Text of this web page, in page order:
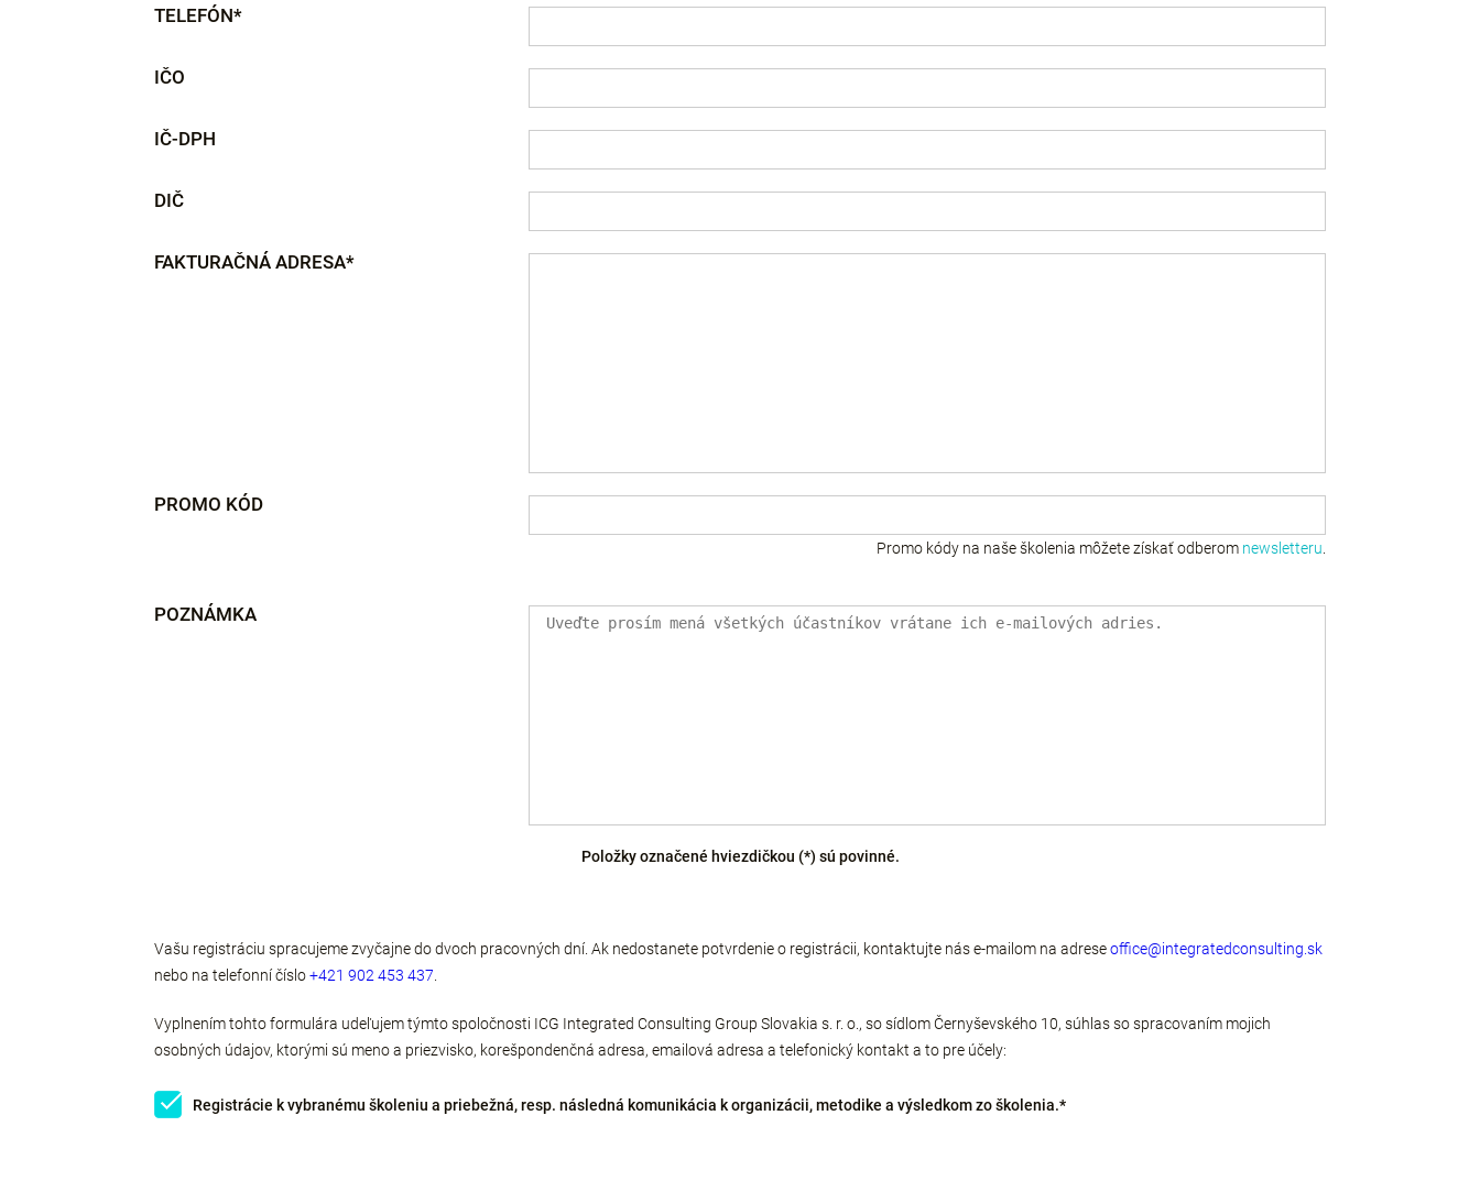
TELEFÓN*
IČO
IČ-DPH
DIČ
FAKTURAČNÁ ADRESA*
PROMO KÓD
Promo kódy na naše školenia môžete získať odberom newsletteru
POZNÁMKA
Položky označené hviezdičkou (*) sú povinné.
Vašu registráciu spracujeme zvyčajne do dvoch pracovných dní. Ak nedostanete potvrdenie o registrácii, kontaktujte nás e-mailom na adreseoffice@integratedconsulting.sk
nebo na telefonní číslo+421 902 453 437
Vyplnením tohto formulára udeľujem týmto spoločnosti ICG Integrated Consulting Group Slovakia s. r. o., so sídlom Černyševského 10, súhlas so spracovaním mojich
osobných údajov, ktorými sú meno a priezvisko, korešpondenčná adresa, emailová adresa a telefonický kontakt a to pre účely:
Registrácie k vybranému školeniu a priebežná, resp. následná komunikácia k organizácii, metodike a výsledkom zo školenia.*